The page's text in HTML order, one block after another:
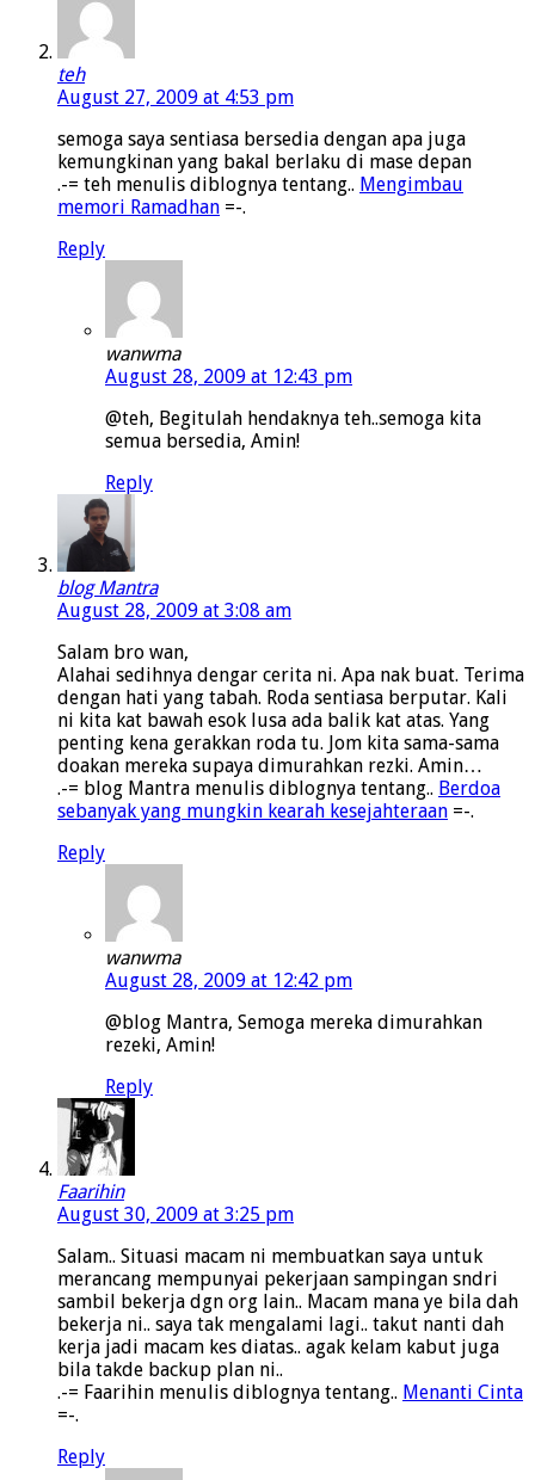
teh
August 27, 2009 at 4:53 pm
semoga saya sentiasa bersedia dengan apa juga
kemungkinan yang bakal berlaku di mase depan
.-= teh menulis diblognya tentang.. Mengimbau
memori Ramadhan =-.
Reply
wanwma
August 28, 2009 at 12:43 pm
@teh, Begitulah hendaknya teh..semoga kita
semua bersedia, Amin!
Reply
blog Mantra
August 28, 2009 at 3:08 am
Salam bro wan,
Alahai sedihnya dengar cerita ni. Apa nak buat. Terima
dengan hati yang tabah. Roda sentiasa berputar. Kali
ni kita kat bawah esok lusa ada balik kat atas. Yang
penting kena gerakkan roda tu. Jom kita sama-sama
doakan mereka supaya dimurahkan rezki. Amin…
.-= blog Mantra menulis diblognya tentang.. Berdoa
sebanyak yang mungkin kearah kesejahteraan =-.
Reply
wanwma
August 28, 2009 at 12:42 pm
@blog Mantra, Semoga mereka dimurahkan
rezeki, Amin!
Reply
Faarihin
August 30, 2009 at 3:25 pm
Salam.. Situasi macam ni membuatkan saya untuk
merancang mempunyai pekerjaan sampingan sndri
sambil bekerja dgn org lain.. Macam mana ye bila dah
bekerja ni.. saya tak mengalami lagi.. takut nanti dah
kerja jadi macam kes diatas.. agak kelam kabut juga
bila takde backup plan ni..
.-= Faarihin menulis diblognya tentang.. Menanti Cinta
=-.
Reply